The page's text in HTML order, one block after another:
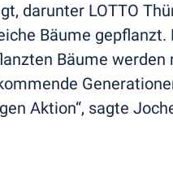
darunter LOTTO
Bäume gepflanzt.
Bäume werden
Aktion“, sagte